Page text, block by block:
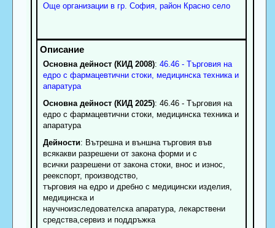
Още организации в гр. София, район Красно село
Основна дейност (КИД 2008): 46.46 - Търговия на
едро с фармацевтични стоки, медицинска техника и
апаратура
Основна дейност (КИД 2025): 46.46 - Търговия на
едро с фармацевтични стоки, медицинска техника и
апаратура
Дейности: Вътрешна и външна търговия във
всякакви разрешени от закона форми и с
всички разрешени от закона стоки, внос и износ,
реекспорт, производство,
търговия на едро и дребно с медицински изделия,
медицинска и
научноизследователска апаратура, лекарствени
средства,сервиз и поддръжка